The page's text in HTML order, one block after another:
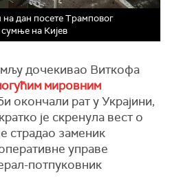
на дан посете Трамповог
на Кијев
дочекивао Виткофа
мировним
окончали рат у Украјини,
је скренула вест о
страдао заменик
управе
потпуковник